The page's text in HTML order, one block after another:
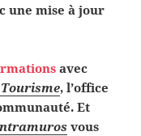
une mise à jour
avec
, l’office
Et
vous